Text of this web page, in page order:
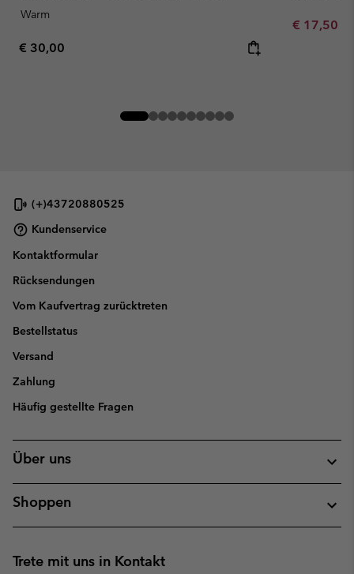
Warm
Regular price:
€ 30,00
Minimum
€ 17,50
(+)43720880525
Kundenservice
Kontaktformular
Rücksendungen
Vom Kaufvertrag zurücktreten
Bestellstatus
Versand
Zahlung
Häufig gestellte Fragen
Über uns
Shoppen
Trete mit uns in Kontakt